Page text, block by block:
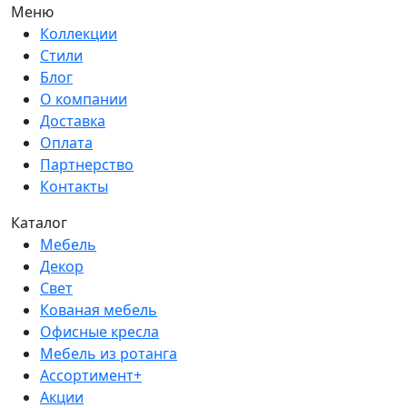
Меню
Коллекции
Стили
Блог
О компании
Доставка
Оплата
Партнерство
Контакты
Каталог
Мебель
Декор
Свет
Кованая мебель
Офисные кресла
Мебель из ротанга
Ассортимент+
Акции